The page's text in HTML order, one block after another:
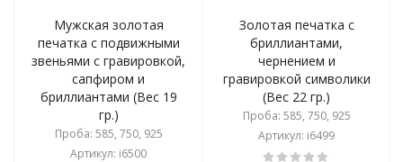
Мужская золотая
печатка с подвижными
звеньями с гравировкой,
сапфиром и
бриллиантами (Вес 19
гр.)
Проба: 585, 750, 925
Артикул: i6500
Золотая печатка с
бриллиантами,
чернением и
гравировкой символики
(Вес 22 гр.)
Проба: 585, 750, 925
Артикул: i6499